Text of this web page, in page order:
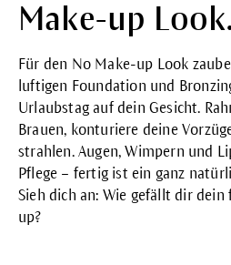
Make-up
Für den No Make-up Look
luftigen Foundation und
Urlaubstag auf dein Gesicht.
Brauen, konturiere deine
strahlen. Augen, Wimpern und
Pflege – fertig ist ein ganz
Sieh dich an: Wie gefällt dir dein
up?